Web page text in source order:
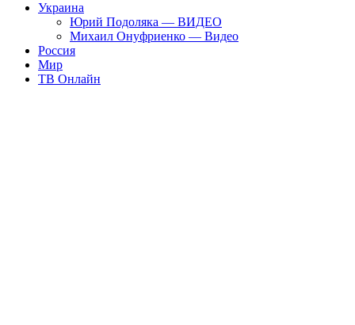
Украина
Юрий Подоляка — ВИДЕО
Михаил Онуфриенко — Видео
Россия
Мир
ТВ Онлайн